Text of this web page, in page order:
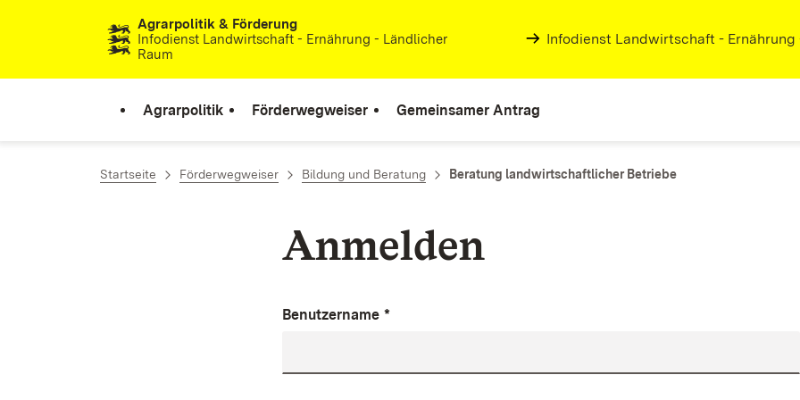
Zum Inhalt springenAgrarpolitik & Förderung
Infodienst Landwirtschaft - Ernährung - Ländlicher
Raum
Infodienst Landwirtschaft - Ernährung
Agrarpolitik Förderwegweiser Gemeinsamer Antrag
Startseite Förderwegweiser Bildung und Beratung Beratung landwirtschaftlicher Betriebe
Anmelden
Benutzername *